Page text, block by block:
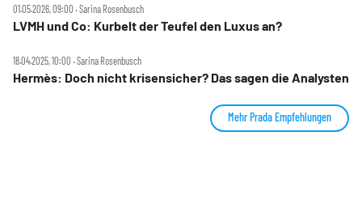
01.05.2026, 09:00 ‧ Sarina Rosenbusch
LVMH und Co: Kurbelt der Teufel den Luxus an?
18.04.2025, 10:00 ‧ Sarina Rosenbusch
Hermès: Doch nicht krisensicher? Das sagen die Analysten
Mehr Prada Empfehlungen